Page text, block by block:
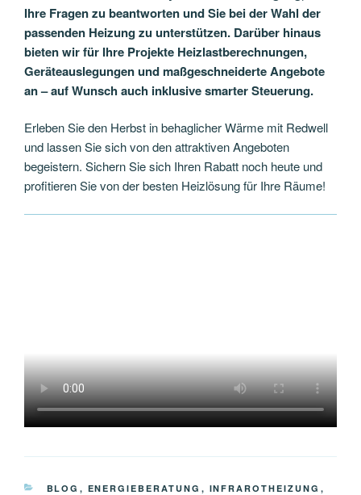
Ihre Fragen zu beantworten und Sie bei der Wahl der
passenden Heizung zu unterstützen. Darüber hinaus
bieten wir für Ihre Projekte Heizlastberechnungen,
Geräteauslegungen und maßgeschneiderte Angebote
an – auf Wunsch auch inklusive smarter Steuerung.
Erleben Sie den Herbst in behaglicher Wärme mit Redwell
und lassen Sie sich von den attraktiven Angeboten
begeistern. Sichern Sie sich Ihren Rabatt noch heute und
profitieren Sie von der besten Heizlösung für Ihre Räume!
KATEGORIEN
BLOG , ENERGIEBERATUNG , INFRAROTHEIZUNG ,